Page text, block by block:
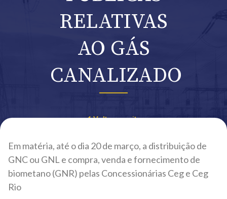
RELATIVAS
AO GÁS
CANALIZADO
Voltar ao site
Em matéria, até o dia 20 de março, a distribuição de
GNC ou GNL e compra, venda e fornecimento de
biometano (GNR) pelas Concessionárias Ceg e Ceg
Rio